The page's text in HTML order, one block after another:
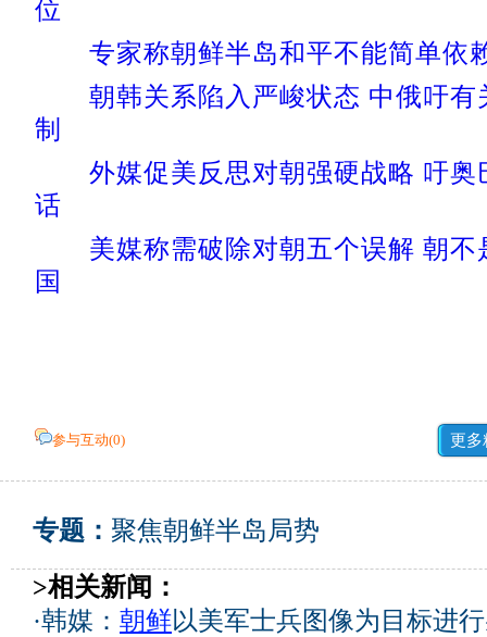
位
专家称朝鲜半岛和平不能简单依
朝韩关系陷入严峻状态 中俄吁有
制
外媒促美反思对朝强硬战略 吁奥
话
美媒称需破除对朝五个误解 朝不
国
参与互动(0) 更多
专题： 聚焦朝鲜半岛局势
>相关新闻：
·韩媒： 朝鲜以美军士兵图像为目标进